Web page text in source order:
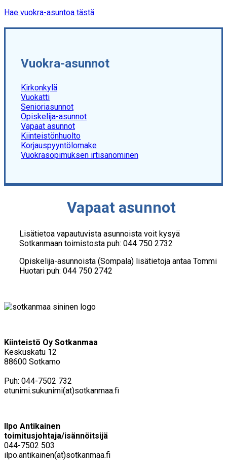
Hae vuokra-asuntoa tästä
Vuokra-asunnot
Kirkonkylä
Vuokatti
Senioriasunnot
Opiskelija-asunnot
Vapaat asunnot
Kiinteistönhuolto
Korjauspyyntölomake
Vuokrasopimuksen irtisanominen
Vapaat asunnot
Lisätietoa vapautuvista asunnoista voit kysyä
Sotkanmaan toimistosta puh: 044 750 2732
Opiskelija-asunnoista (Sompala) lisätietoja antaa Tommi
Huotari puh: 044 750 2742
Kiinteistö Oy Sotkanmaa
Keskuskatu 12
88600 Sotkamo
Puh: 044-7502 732
etunimi.sukunimi(at)sotkanmaa.fi
Ilpo Antikainen
toimitusjohtaja/isännöitsijä
044-7502 503
ilpo.antikainen(at)sotkanmaa.fi